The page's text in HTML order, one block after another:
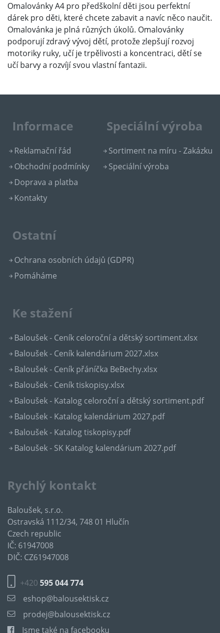
Omalovánky A4 pro předškolní děti jsou perfektní
dárek pro děti, které chcete zabavit a navíc něco naučit.
Omalovánka je plná různých úkolů. Omalovánky
podporují zdravý vývoj dětí, protože zlepšují rozvoj
motoriky ruky, učí je trpělivosti a koncentraci, dětí se
učí barvy a rozvíjí svou vlastní fantazii.
Informace
Reklamační řád
Obchodní podmínky
Doprava a platba
Kontakty
Speciální výroba
Sortiment na míru - Zakázku
Speciální výroba
Ostatní
Ochrana osobních údajů (GDPR)
Pomáháme
Ke stažení
Baloušek - Ceník celoroční a dětský sortiment.xlsx
Baloušek - Ceník kalendárium 2027.xlsx
Baloušek - Ceník přáníčka BeBechy.xlsx
Baloušek - Ceník tiskopisy.xlsx
Baloušek - Katalog celoroční a dětský sortiment.pdf
Baloušek - Katalog kalendárium 2027.pdf
Baloušek - Katalog tiskopisy.pdf
Baloušek - SK Katalog kalendárium 2027.pdf
Rychlý kontakt
Baloušek, s.r.o.
Ostravská 1112/34, 748 01 Hlučín
Czech republic
IČ: 61947008
DIČ: CZ61947008
+420 595 044 774
eshop@balousektisk.cz
prodej@balousektisk.cz
Jsme také na facebooku